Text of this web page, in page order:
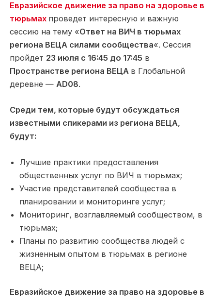
Евразийское движение за право на здоровье в
тюрьмах проведет интересную и важную
сессию на тему «Ответ на ВИЧ в тюрьмах
региона ВЕЦА силами сообщества«. Сессия
пройдет 23 июля с 16:45 до 17:45 в
Пространстве региона ВЕЦА в Глобальной
деревне — AD08.
Среди тем, которые будут обсуждаться
известными спикерами из региона ВЕЦА,
будут:
Лучшие практики предоставления
общественных услуг по ВИЧ в тюрьмах;
Участие представителей сообщества в
планировании и мониторинге услуг;
Мониторинг, возглавляемый сообществом, в
тюрьмах;
Планы по развитию сообщества людей с
жизненным опытом в тюрьмах в регионе
ВЕЦА;
Евразийское движение за право на здоровье в